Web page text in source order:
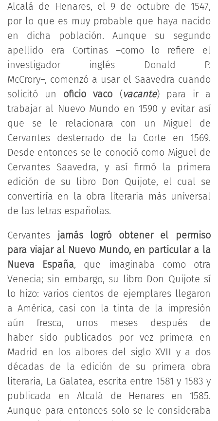
Alcalá de Henares, el 9 de octubre de 1547,
por lo que es muy probable que haya nacido
en dicha población. Aunque su segundo
apellido era Cortinas –como lo refiere el
investigador inglés Donald P.
McCrory–, comenzó a usar el Saavedra cuando
solicitó un oficio vaco (vacante) para ir a
trabajar al Nuevo Mundo en 1590 y evitar así
que se le relacionara con un Miguel de
Cervantes desterrado de la Corte en 1569.
Desde entonces se le conoció como Miguel de
Cervantes Saavedra, y así firmó la primera
edición de su libro Don Quijote, el cual se
convertiría en la obra literaria más universal
de las letras españolas.
Cervantes jamás logró obtener el permiso
para viajar al Nuevo Mundo, en particular a la
Nueva España, que imaginaba como otra
Venecia; sin embargo, su libro Don Quijote sí
lo hizo: varios cientos de ejemplares llegaron
a América, casi con la tinta de la impresión
aún fresca, unos meses después de
haber sido publicados por vez primera en
Madrid en los albores del siglo XVII y a dos
décadas de la edición de su primera obra
literaria, La Galatea, escrita entre 1581 y 1583 y
publicada en Alcalá de Henares en 1585.
Aunque para entonces solo se le consideraba